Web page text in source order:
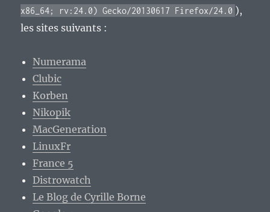
x86_64; rv:24.0) Gecko/20130617 Firefox/24.0 ),
les sites suivants :
Numerama
Clubic
Korben
Nikopik
MacGeneration
LinuxFr
France 5
Distrowatch
Le Blog de Cyrille Borne